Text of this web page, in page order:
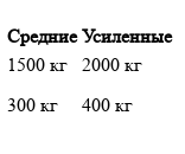
Средние Усиленные
1500 кг
2000 кг
300 кг 400 кг